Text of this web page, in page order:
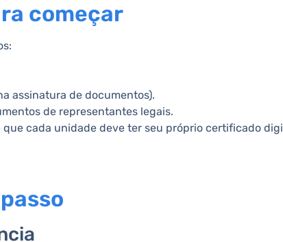
começar
assinatura de documentos).
de representantes legais.
cada unidade deve ter seu próprio certificado